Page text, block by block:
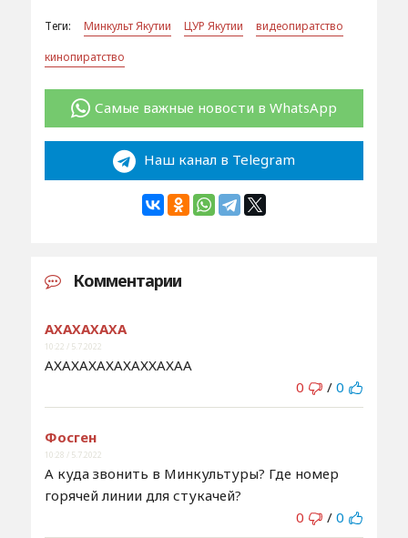
Теги: Минкульт Якутии ЦУР Якутии
видеопиратство
кинопиратство
Самые важные новости в WhatsApp
Наш канал в Telegram
Комментарии
АХАХАХАХА
10:22 / 5.7.2022
АХАХАХАХАХАХХАХАА
0
/ 0
Фосген
10:28 / 5.7.2022
А куда звонить в Минкультуры? Где номер
горячей линии для стукачей?
0
/ 0